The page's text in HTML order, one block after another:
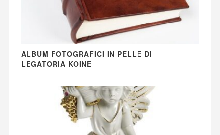
ALBUM FOTOGRAFICI IN PELLE DI
LEGATORIA KOINE